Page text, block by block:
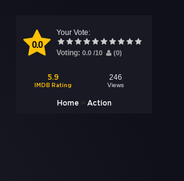
0.0
Your Vote:
Voting: 0.0 /10 (0)
5.9
IMDB Rating
246
Views
Home > Action